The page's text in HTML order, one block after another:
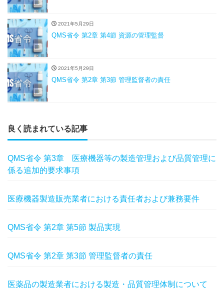
2021年5月29日
QMS省令 第2章 第4節 資源の管理監督
2021年5月29日
QMS省令 第2章 第3節 管理監督者の責任
良く読まれている記事
QMS省令 第3章 医療機器等の製造管理および品質管理に
係る追加的要求事項
医療機器製造販売業者における責任者および兼務要件
QMS省令 第2章 第5節 製品実現
QMS省令 第2章 第3節 管理監督者の責任
医薬品の製造業者における製造・品質管理体制について